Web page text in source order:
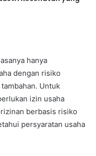
hanya
dengan risiko
Untuk
izin usaha
berbasis risiko
persyaratan usaha